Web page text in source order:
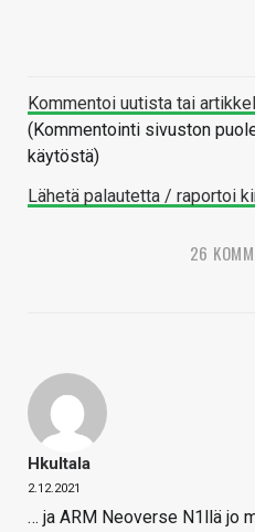
Kommentoi uutista tai
(Kommentointi sivuston
käytöstä)
Lähetä palautetta / raportoi
26
Hkultala
2.12.2021
… ja ARM Neoverse N1llä jo